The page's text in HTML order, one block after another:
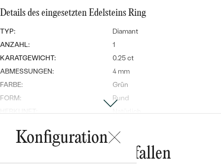
ANSEHEN
Bestseller
Details des eingesetzten Edelsteins Ring
TYP:
Diamant
ANZAHL:
1
KARATGEWICHT:
0.25 ct
ABMESSUNGEN:
4 mm
FARBE:
Grün
FORM:
Rund
HERKUNFT:
Natürlich
Nebensteine Ring
TYP:
Moissanit
Konfiguration
Das könnte Ihnen gefallen